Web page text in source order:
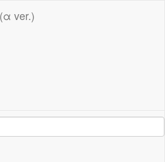
ver.)